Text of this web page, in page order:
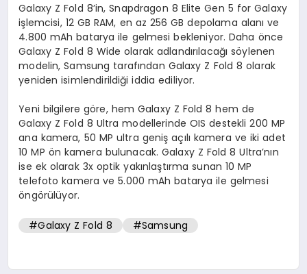
Galaxy Z Fold 8’in, Snapdragon 8 Elite Gen 5 for Galaxy
işlemcisi, 12 GB RAM, en az 256 GB depolama alanı ve
4.800 mAh batarya ile gelmesi bekleniyor. Daha önce
Galaxy Z Fold 8 Wide olarak adlandırılacağı söylenen
modelin, Samsung tarafından Galaxy Z Fold 8 olarak
yeniden isimlendirildiği iddia ediliyor.
Yeni bilgilere göre, hem Galaxy Z Fold 8 hem de
Galaxy Z Fold 8 Ultra modellerinde OIS destekli 200 MP
ana kamera, 50 MP ultra geniş açılı kamera ve iki adet
10 MP ön kamera bulunacak. Galaxy Z Fold 8 Ultra’nın
ise ek olarak 3x optik yakınlaştırma sunan 10 MP
telefoto kamera ve 5.000 mAh batarya ile gelmesi
öngörülüyor.
#Galaxy Z Fold 8 #Samsung